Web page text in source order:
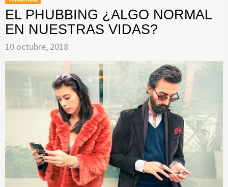
EL PHUBBING ¿ALGO NORMAL
EN NUESTRAS VIDAS?
10 octubre, 2018